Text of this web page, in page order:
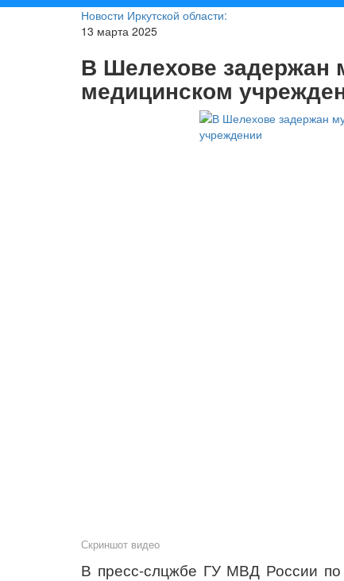
Новости Иркутской области:
13 марта 2025
В Шелехове задержан
медицинском
Скриншот видео
В пресс-слцжбе ГУ МВД России